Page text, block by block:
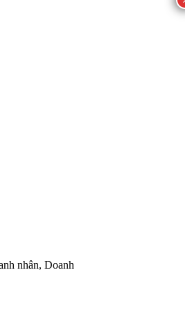
nhân, Doanh